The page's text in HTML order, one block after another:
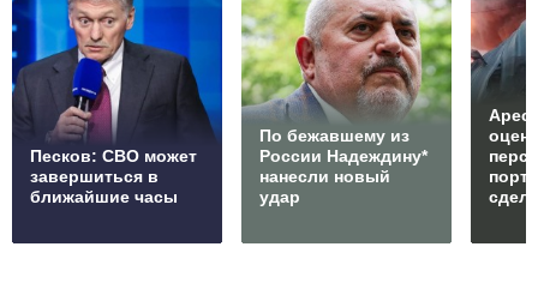
Песков: СВО может
завершиться в
ближайшие часы
По бежавшему из
России Надеждину*
нанесли новый
удар